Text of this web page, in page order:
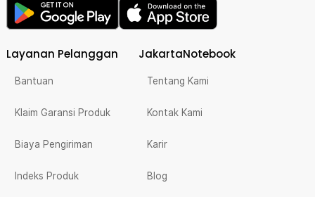
Layanan Pelanggan
Bantuan
Klaim Garansi Produk
Biaya Pengiriman
Indeks Produk
JakartaNotebook
Tentang Kami
Kontak Kami
Karir
Blog